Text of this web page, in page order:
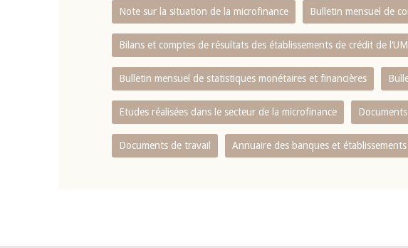
Note sur la situation de la microfinance Bulletin mensuel de
Bilans et comptes de résultats des établissements de crédit de
Bulletin mensuel de statistiques monétaires et financières
Etudes réalisées dans le secteur de la microfinance
Documents de travail Annuaire des banques et